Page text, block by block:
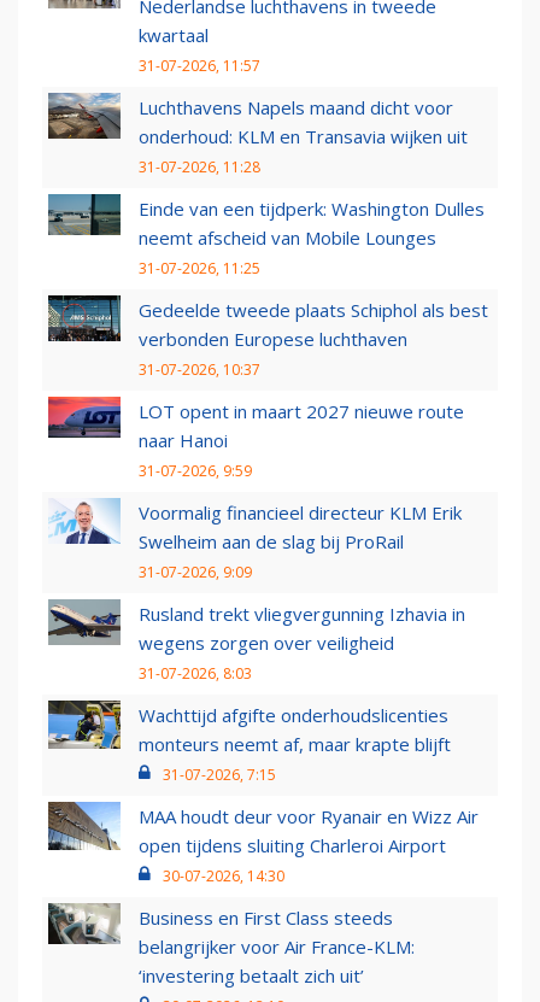
Nederlandse luchthavens in tweede
kwartaal
31-07-2026, 11:57
Luchthavens Napels maand dicht voor
onderhoud: KLM en Transavia wijken uit
31-07-2026, 11:28
Einde van een tijdperk: Washington Dulles
neemt afscheid van Mobile Lounges
31-07-2026, 11:25
Gedeelde tweede plaats Schiphol als best
verbonden Europese luchthaven
31-07-2026, 10:37
LOT opent in maart 2027 nieuwe route
naar Hanoi
31-07-2026, 9:59
Voormalig financieel directeur KLM Erik
Swelheim aan de slag bij ProRail
31-07-2026, 9:09
Rusland trekt vliegvergunning Izhavia in
wegens zorgen over veiligheid
31-07-2026, 8:03
Wachttijd afgifte onderhoudslicenties
monteurs neemt af, maar krapte blijft
31-07-2026, 7:15
MAA houdt deur voor Ryanair en Wizz Air
open tijdens sluiting Charleroi Airport
30-07-2026, 14:30
Business en First Class steeds
belangrijker voor Air France-KLM:
‘investering betaalt zich uit’